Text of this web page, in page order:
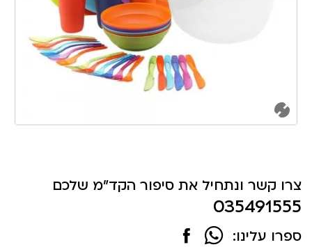
צרו קשר ונתחיל את סיפור הקד"מ שלכם
035491555
ספרו עלינו: